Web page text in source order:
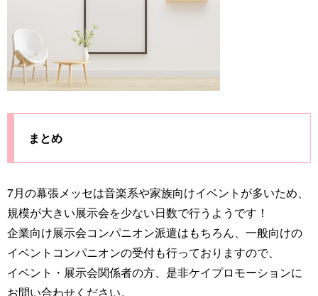
まとめ
7月の幕張メッセは音楽系や家族向けイベントが多いため、
規模が大きい展示会を少ない日数で行うようです！
企業向け展示会コンパニオン派遣はもちろん、一般向けの
イベントコンパニオンの受付も行っておりますので、
イベント・展示会関係者の方、是非ケイプロモーションに
お問い合わせください。